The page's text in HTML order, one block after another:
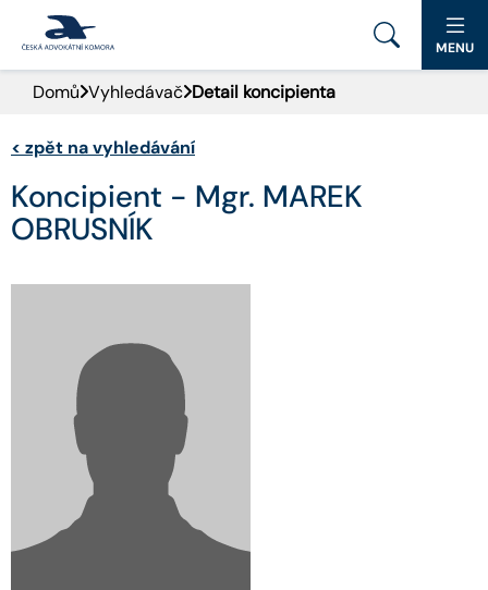
PORTÁL ČAK
DOMŮ
AKTUALITY
ADVOKÁTNÍ DENÍK
KONTAKT
MENU
Domů Vyhledávač Detail koncipienta
< zpět na vyhledávání
Koncipient - Mgr. MAREK
OBRUSNÍK